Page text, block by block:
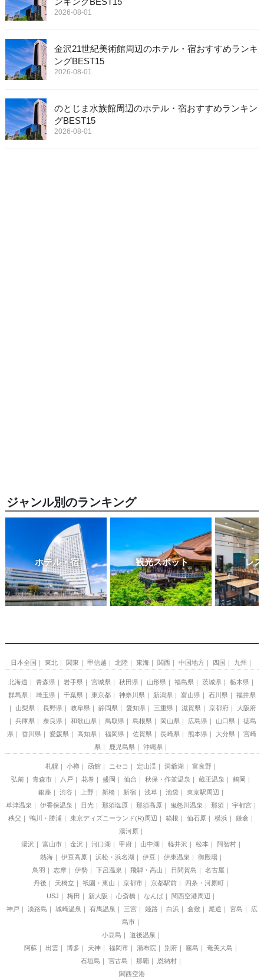
2026-08-01
金沢21世紀美術館周辺のホテル・宿おすすめランキ
ングBEST15
2026-08-01
のとじま水族館周辺のホテル・宿おすすめランキン
グBEST15
2026-08-01
ジャンル別のランキング
ホテル・宿 観光スポット レ
日本全国 東北 関東 甲信越 北陸 東海 関西 中国地方 四国 九州
北海道 青森県 岩手県 宮城県 秋田県 山形県 福島県 茨城県
栃木県
群馬県
埼玉県 千葉県 東京都 神奈川県 新潟県 富山県 石川県
福井県
山梨県
長野県 岐阜県 静岡県 愛知県 三重県 滋賀県 京都府
大阪府
兵庫県
奈良県 和歌山県 鳥取県 島根県 岡山県 広島県 山口県
徳島
県
香川県 愛媛県 高知県 福岡県 佐賀県 長崎県 熊本県 大分県
宮崎
県
鹿児島県 沖縄県
札幌 小樽 函館 ニセコ 定山渓 洞爺湖
富良野
弘前
青森市 八戸 花巻 盛岡 仙台 秋保・作並温泉 蔵王温泉
鶴岡
銀座
渋谷 上野 新橋 新宿 浅草 池袋
東京駅周辺
草津温泉
伊香保温泉 日光 那須塩原 那須高原 鬼怒川温泉 那須
宇都宮
秩父
鴨川・勝浦 東京ディズニーランド(R)周辺 箱根 仙石原 横浜
鎌倉
湯河原
湯沢
富山市 金沢 河口湖 甲府 山中湖 軽井沢 松本
阿智村
熱海
伊豆高原 浜松・浜名湖 伊豆 伊東温泉
御殿場
鳥羽
志摩 伊勢 下呂温泉 飛騨・高山 日間賀島
名古屋
丹後
天橋立 祇園・東山 京都市 京都駅前
四条・河原町
USJ
梅田 新大阪 心斎橋 なんば
関西空港周辺
神戸
淡路島 城崎温泉 有馬温泉 三宮 姫路 白浜 倉敷 尾道 宮島
広
島市
小豆島
道後温泉
阿蘇
出雲 博多 天神 福岡市 湯布院 別府 霧島
奄美大島
石垣島
宮古島 那覇
恩納村
関西空港